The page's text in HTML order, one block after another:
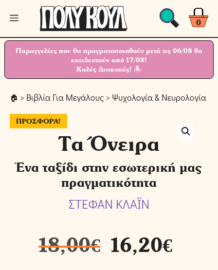
Μετάβαση
περιεχόμενο
0
Μενού
Παραγγελίες που θα πραγματοποιηθούν μετά τις 06/08 θα
εκτελεστούν από 17/08!
Καλές Διακοπές! 🏝
> Βιβλία Για Μεγάλους > Ψυχολογία & Νευρολογία
ΠΡΟΣΦΟΡΆ!
Τα Όνειρα
Ένα ταξίδι στην εσωτερική μας
πραγματικότητα
ΣΤΕΦΑΝ ΚΛΑΪΝ
18,00€ 16,20€